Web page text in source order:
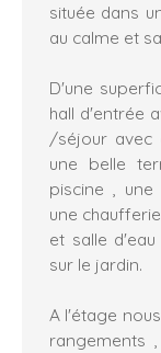
située dans
au calme et
D'une
hall d'entrée
/séjour avec
une belle
piscine , une
une
et salle
sur le jardin.
A l'étage
rangements